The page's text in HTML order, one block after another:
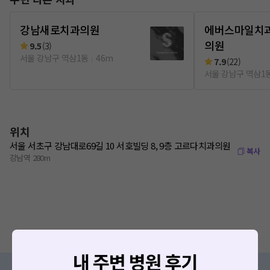
강남새로치과의원
9.5(3)
서울 강남구 역삼1동
46m
에버스마일치
의원
7.9(22)
서울 강남구 역삼1
위치
서울 서초구 강남대로69길 10 서호빌딩 8, 9층 고르다치과의원
강남역 280m
복사